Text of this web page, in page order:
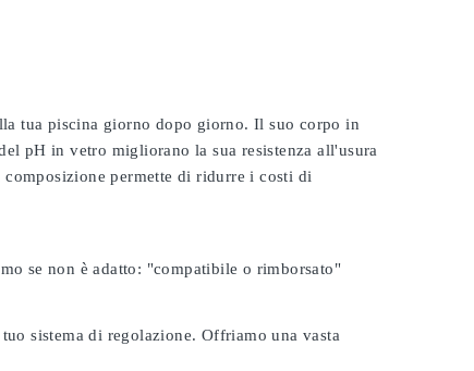
tua piscina giorno dopo giorno. Il suo corpo in
pH in vetro migliorano la sua resistenza all'usura
permette di ridurre i costi di
se non è adatto: "compatibile o rimborsato"
sistema di regolazione. Offriamo una vasta